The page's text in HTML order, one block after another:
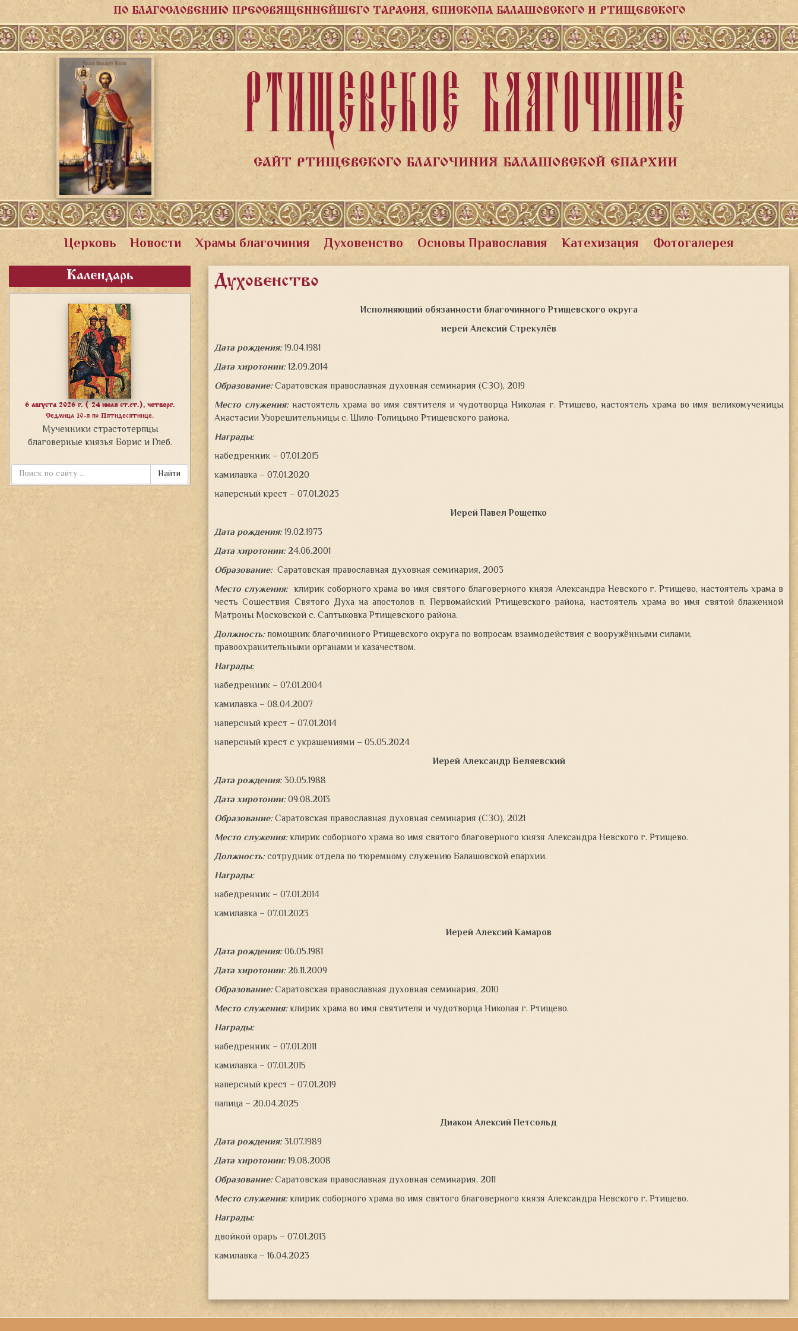
ПО БЛАГОСЛОВЕНИЮ ПРЕОСВЯЩЕННЕЙШЕГО ТАРАСИЯ, ЕПИСКОПА БАЛАШОВСКОГО И РТИЩЕВСКОГО
РТИЩЕВСКОЕ БЛАГОЧИНИЕ
САЙТ РТИЩЕВСКОГО БЛАГОЧИНИЯ БАЛАШОВСКОЙ ЕПАРХИИ
Церковь Новости Храмы благочиния Духовенство Основы Православия Катехизация Фотогалерея
Календарь
6 августа 2026 г. ( 24 июля ст.ст.), четверг.
Седмица 10-я по Пятидесятнице.
Мученники страстотерпцы
благоверные князья Борис и Глеб.
Найти
Духовенство
Исполняющий обязанности благочинного Ртищевского округа
иерей Алексий Стрекулёв
Дата рождения:19.04.1981
Дата хиротонии:12.09.2014
Образование:Саратовская православная духовная семинария (СЗО), 2019
Место служения: настоятель храма во имя святителя и чудотворца Николая г. Ртищево, настоятель храма во имя великомученицы
Анастасии Узорешительницы с. Шило-Голицыно Ртищевского района.
Награды:
набедренник – 07.01.2015
камилавка – 07.01.2020
наперсный крест – 07.01.2023
Иерей Павел Рощепко
Дата рождения:19.02.1973
Дата хиротонии:24.06.2001
Образование: Саратовская православная духовная семинария, 2003
Место служения: клирик соборного храма во имя святого благоверного князя Александра Невского г. Ртищево, настоятель храма в
честь Сошествия Святого Духа на апостолов п. Первомайский Ртищевского района, настоятель храма во имя святой блаженной
Матроны Московской с. Салтыковка Ртищевского района.
Должность:помощник благочинного Ртищевского округа по вопросам взаимодействия с вооружёнными силами,
правоохранительными органами и казачеством.
Награды:
набедренник – 07.01.2004
камилавка – 08.04.2007
наперсный крест – 07.01.2014
наперсный крест с украшениями – 05.05.2024
Иерей Александр Беляевский
Дата рождения:30.05.1988
Дата хиротонии:09.08.2013
Образование:Саратовская православная духовная семинария (СЗО), 2021
Место служения:клирик соборного храма во имя святого благоверного князя Александра Невского г. Ртищево.
Должность:сотрудник отдела по тюремному служению Балашовской епархии.
Награды:
набедренник – 07.01.2014
камилавка – 07.01.2023
Иерей Алексий Камаров
Дата рождения:06.05.1981
Дата хиротонии:26.11.2009
Образование:Саратовская православная духовная семинария, 2010
Место служения:клирик храма во имя святителя и чудотворца Николая г. Ртищево.
Награды:
набедренник – 07.01.2011
камилавка – 07.01.2015
наперсный крест – 07.01.2019
палица – 20.04.2025
Диакон Алексий Петсольд
Дата рождения:31.07.1989
Дата хиротонии:19.08.2008
Образование:Саратовская православная духовная семинария, 2011
Место служения:клирик соборного храма во имя святого благоверного князя Александра Невского г. Ртищево.
Награды:
двойной орарь – 07.01.2013
камилавка – 16.04.2023